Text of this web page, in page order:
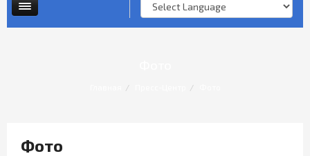
Опросы и анкеты
Фото